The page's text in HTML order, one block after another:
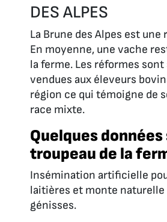
DES ALPES
La Brune des Alpes est une
En moyenne, une vache
la ferme. Les réformes
vendues aux éleveurs
région ce qui témoigne de
race mixte.
Quelques données
troupeau de la
Insémination artificielle
laitières et monte naturelle
génisses.